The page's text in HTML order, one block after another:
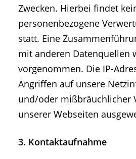
Zwecken. Hierbei findet
personenbezogene
statt. Eine
mit anderen Datenquellen
vorgenommen. Die IP-
Angriffen auf unsere
und/oder mißbräuchlicher
unserer Webseiten
3. Kontaktaufnahme